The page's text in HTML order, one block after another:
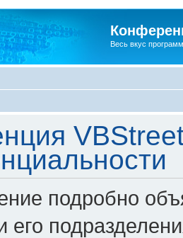
Весь вкус
подробно
его